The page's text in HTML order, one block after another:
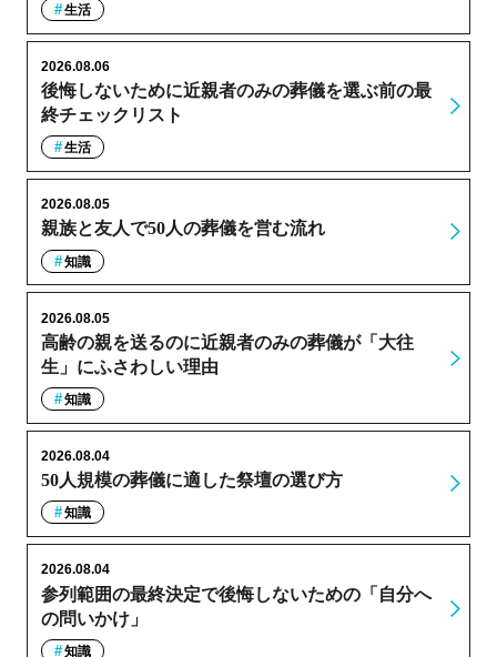
生活
後悔しないために近親者のみの葬儀を選ぶ前の最
終チェックリスト
2026.08.06
生活
親族と友人で50人の葬儀を営む流れ
2026.08.05
知識
高齢の親を送るのに近親者のみの葬儀が「大往
生」にふさわしい理由
2026.08.05
知識
50人規模の葬儀に適した祭壇の選び方
2026.08.04
知識
参列範囲の最終決定で後悔しないための「自分へ
の問いかけ」
2026.08.04
知識